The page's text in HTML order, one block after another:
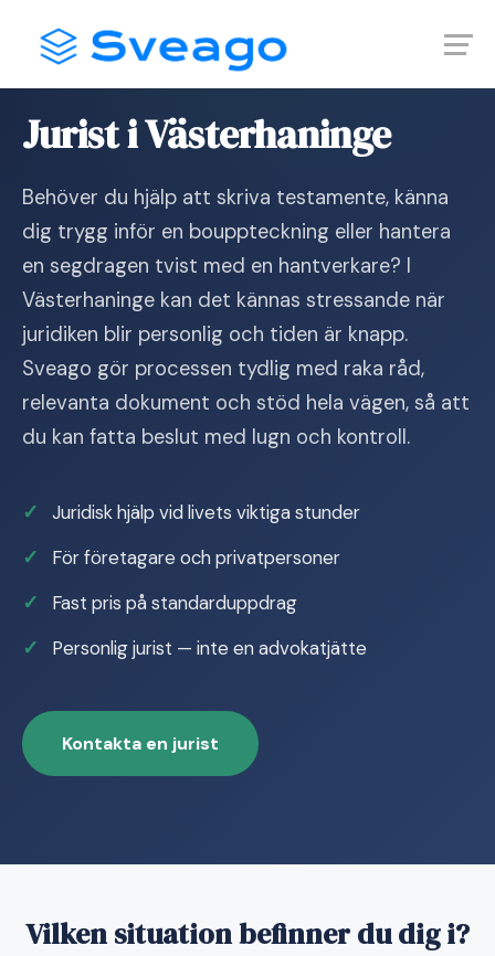
content
Jurist i Västerhaninge
Behöver du hjälp att skriva testamente, känna
dig trygg inför en bouppteckning eller hantera
en segdragen tvist med en hantverkare? I
Västerhaninge kan det kännas stressande när
juridiken blir personlig och tiden är knapp.
Sveago gör processen tydlig med raka råd,
relevanta dokument och stöd hela vägen, så att
du kan fatta beslut med lugn och kontroll.
Juridisk hjälp vid livets viktiga stunder
För företagare och privatpersoner
Fast pris på standarduppdrag
Personlig jurist — inte en advokatjätte
Kontakta en jurist
Vilken situation befinner du dig i?